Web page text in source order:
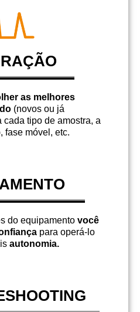
as melhores
(novos ou já
cada tipo de amostra, a
fase móvel, etc.
do equipamento você
para operá-lo
autonomia.